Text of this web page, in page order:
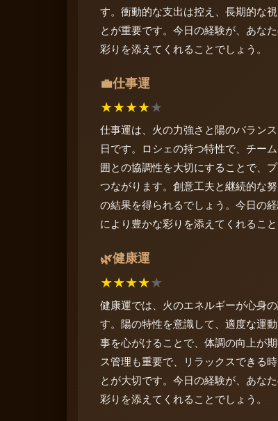
す。衝動的な支出は控え、長期的な
とが重要です。今日の経験が、あな
彩りを添えてくれることでしょう。
💼仕事運
★★★★★
仕事運は、火の力強さと陽のバラン
日です。ロシェの持つ特性で、チー
囲との協調性を大切にすることで、
つながります。創意工夫と継続的な
の結果を得られるでしょう。今日の
により豊かな彩りを添えてくれること
🌿健康運
★★★★★
健康運では、火のエネルギーが心身
す。陽の特性を意識して、適度な運
事を心がけることで、体調の向上が
ス管理も重要で、リラックスできる
とが大切です。今日の経験が、あな
彩りを添えてくれることでしょう。